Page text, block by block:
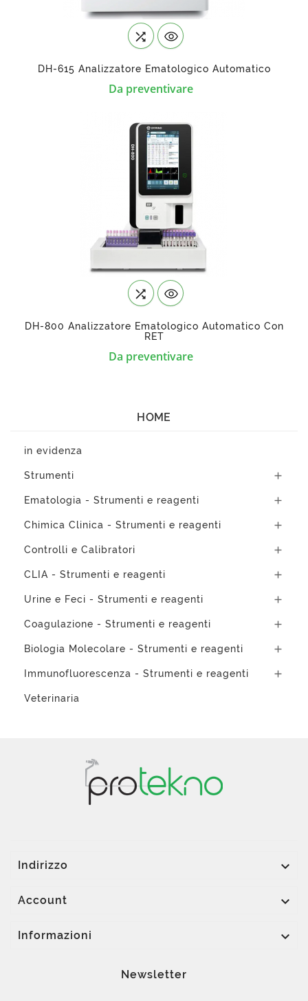

DH-615 Analizzatore Ematologico Automatico
Da preventivare

DH-800 Analizzatore Ematologico Automatico Con
RET
Da preventivare
HOME
in evidenza
Strumenti 
Ematologia - Strumenti e reagenti 
Chimica Clinica - Strumenti e reagenti 
Controlli e Calibratori 
CLIA - Strumenti e reagenti 
Urine e Feci - Strumenti e reagenti 
Coagulazione - Strumenti e reagenti 
Biologia Molecolare - Strumenti e reagenti 
Immunofluorescenza - Strumenti e reagenti 
Veterinaria
Indirizzo 
Account 
Informazioni 
Newsletter